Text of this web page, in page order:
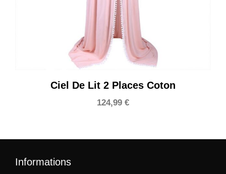
Ciel De Lit 2 Places Coton
124,99 €
Informations